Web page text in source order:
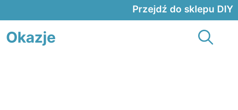
Przejdź do sklepu DIY
Okazje